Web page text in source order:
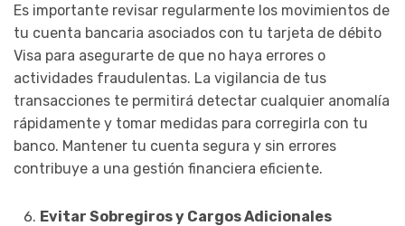
Es importante revisar regularmente los movimientos de
tu cuenta bancaria asociados con tu tarjeta de débito
Visa para asegurarte de que no haya errores o
actividades fraudulentas. La vigilancia de tus
transacciones te permitirá detectar cualquier anomalía
rápidamente y tomar medidas para corregirla con tu
banco. Mantener tu cuenta segura y sin errores
contribuye a una gestión financiera eficiente.
Evitar Sobregiros y Cargos Adicionales